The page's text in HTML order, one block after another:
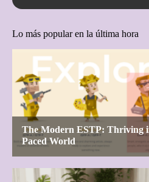
Lo más popular en la última hora